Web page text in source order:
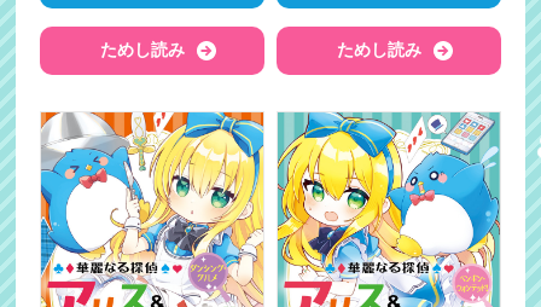
ためし読み ためし読み